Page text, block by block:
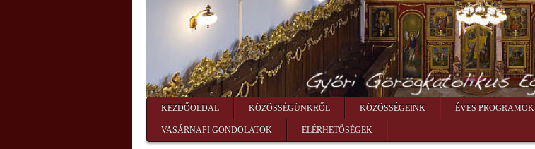
KEZDŐOLDAL KÖZÖSSÉGÜNKRŐL KÖZÖSSÉGEINK ÉVES PROGRAMOK
VASÁRNAPI GONDOLATOK ELÉRHETŐSÉGEK